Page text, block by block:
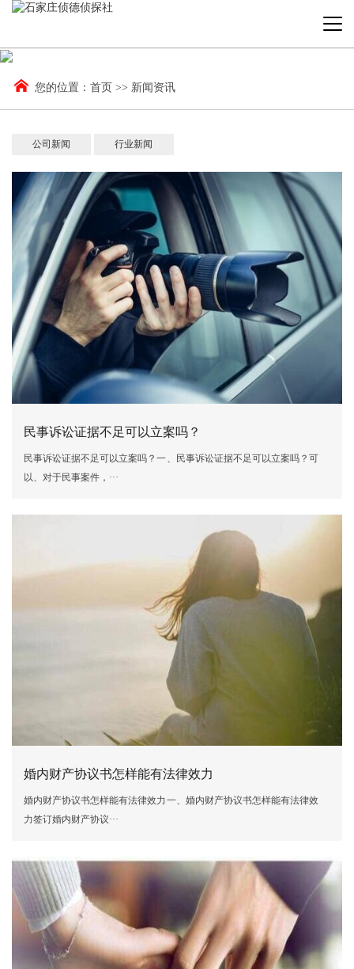
您的位置： 首页 >> 新闻资讯
公司新闻 行业新闻
民事诉讼证据不足可以立案吗？
民事诉讼证据不足可以立案吗？一、民事诉讼证据不足可以立案吗？可
以、对于民事案件，···
婚内财产协议书怎样能有法律效力
婚内财产协议书怎样能有法律效力一、婚内财产协议书怎样能有法律效
力签订婚内财产协议···